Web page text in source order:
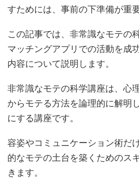
すためには、事前の下準備が重要
この記事では、非常識なモテの
マッチングアプリでの活動を成
内容について説明します。
非常識なモテの科学講座は、心
からモテる方法を論理的に解明
にする講座です。
容姿やコミュニケーション術だ
的なモテの土台を築くためのス
きます。